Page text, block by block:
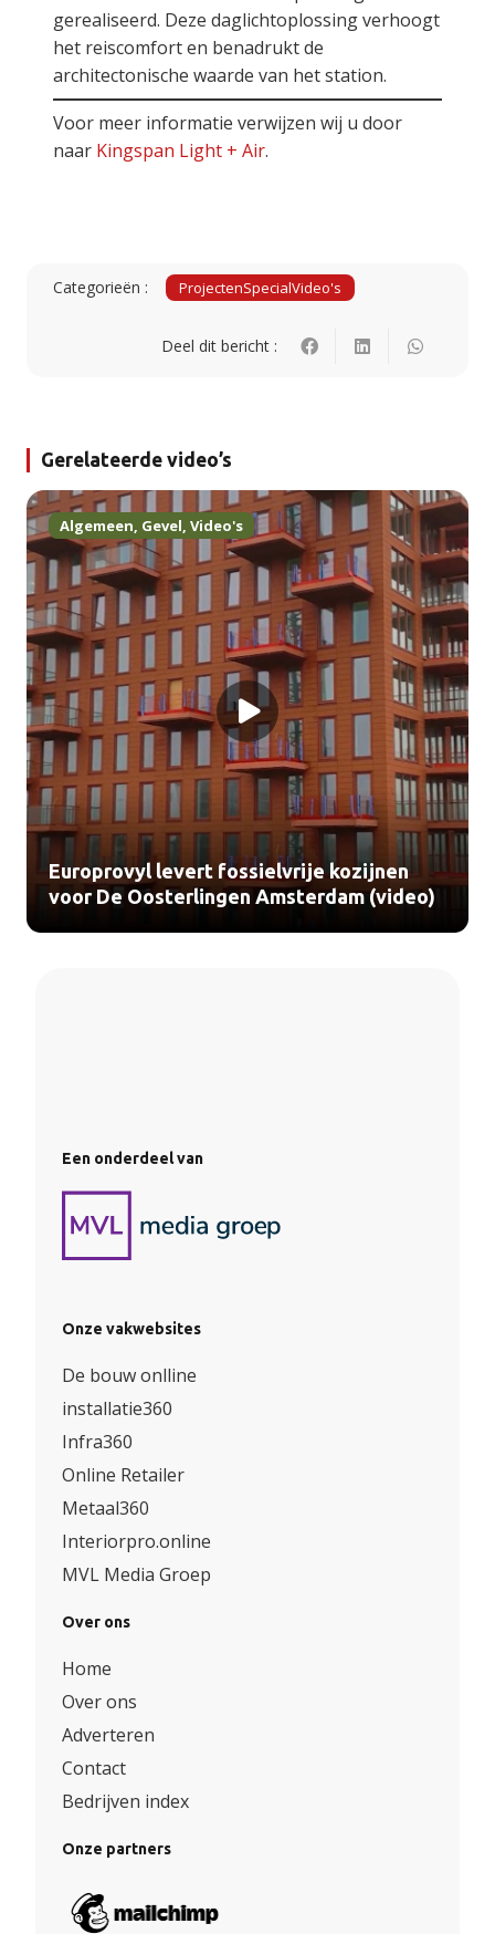
gerealiseerd. Deze daglichtoplossing verhoogt
het reiscomfort en benadrukt de
architectonische waarde van het station.
Voor meer informatie verwijzen wij u door
naar Kingspan Light + Air.
Categorieën : ProjectenSpecialVideo's
Deel dit bericht :
Gerelateerde video’s
Algemeen, Gevel, Video's
Europrovyl levert fossielvrije kozijnen
voor De Oosterlingen Amsterdam (video)
Een onderdeel van
Onze vakwebsites
De bouw onlline
installatie360
Infra360
Online Retailer
Metaal360
Interiorpro.online
MVL Media Groep
Over ons
Home
Over ons
Adverteren
Contact
Bedrijven index
Onze partners